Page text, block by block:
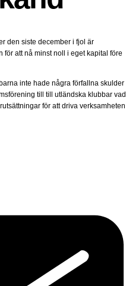
den siste december i fjol är
för att nå minst noll i eget kapital före
inte hade några förfallna skulder
till till utländska klubbar vad
för att driva verksamheten